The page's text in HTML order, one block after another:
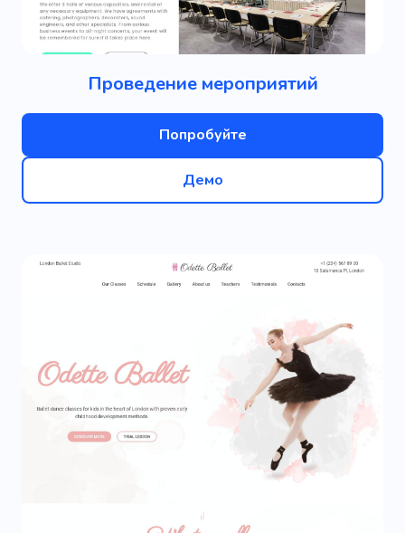
Проведение мероприятий
Попробуйте
Демо